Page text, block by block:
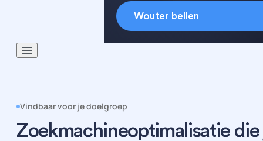
Wouter bellen
Vindbaar voor je doelgroep
Zoekmachineoptimalisatie